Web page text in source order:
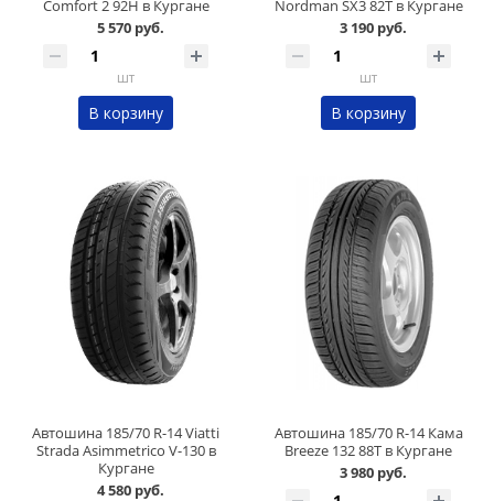
Comfort 2 92H в Кургане
5 570 руб.
шт
В корзину
Nordman SX3 82Т в Кургане
3 190 руб.
шт
В корзину
Автошина 185/70 R-14 Viatti
Strada Asimmetrico V-130 в
Кургане
4 580 руб.
Автошина 185/70 R-14 Кама
Breeze 132 88Т в Кургане
3 980 руб.